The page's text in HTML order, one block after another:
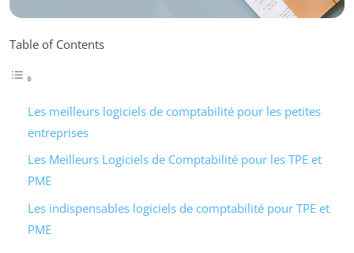
Table of Contents
Les meilleurs logiciels de comptabilité pour les petites
entreprises
Les Meilleurs Logiciels de Comptabilité pour les TPE et
PME
Les indispensables logiciels de comptabilité pour TPE et
PME